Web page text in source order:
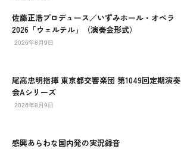
佐藤正浩プロデュース／いずみホール・オペラ
2026「ウェルテル」（演奏会形式）
2026年8月9日
尾高忠明指揮 東京都交響楽団 第1049回定期演奏
会Aシリーズ
2026年8月9日
感興あらわな国内発の実況録音